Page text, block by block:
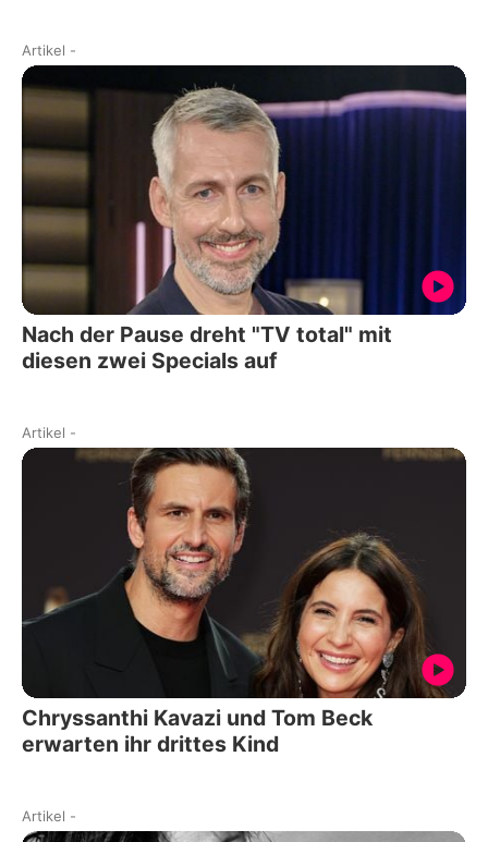
Artikel -
Nach der Pause dreht "TV total" mit
diesen zwei Specials auf
Artikel -
Chryssanthi Kavazi und Tom Beck
erwarten ihr drittes Kind
Artikel -